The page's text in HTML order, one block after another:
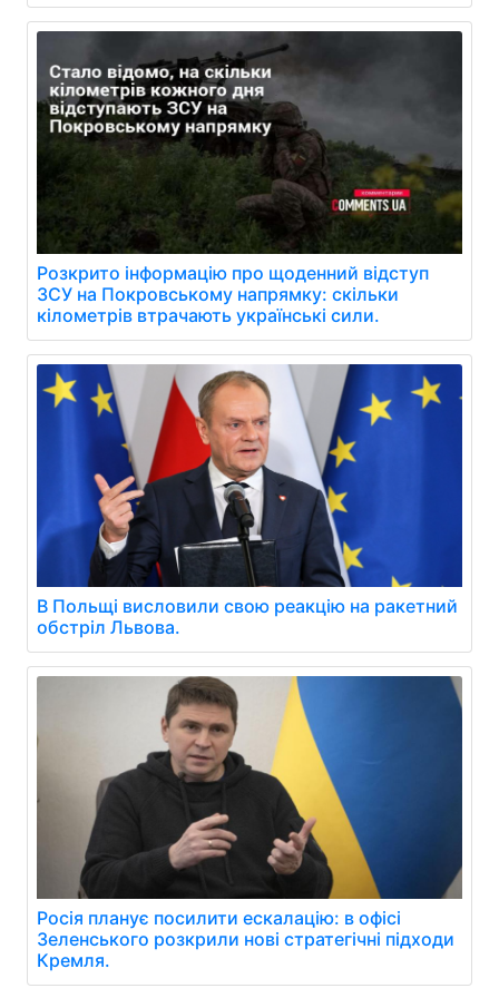
Розкрито інформацію про щоденний відступ
ЗСУ на Покровському напрямку: скільки
кілометрів втрачають українські сили.
В Польщі висловили свою реакцію на ракетний
обстріл Львова.
Росія планує посилити ескалацію: в офісі
Зеленського розкрили нові стратегічні підходи
Кремля.